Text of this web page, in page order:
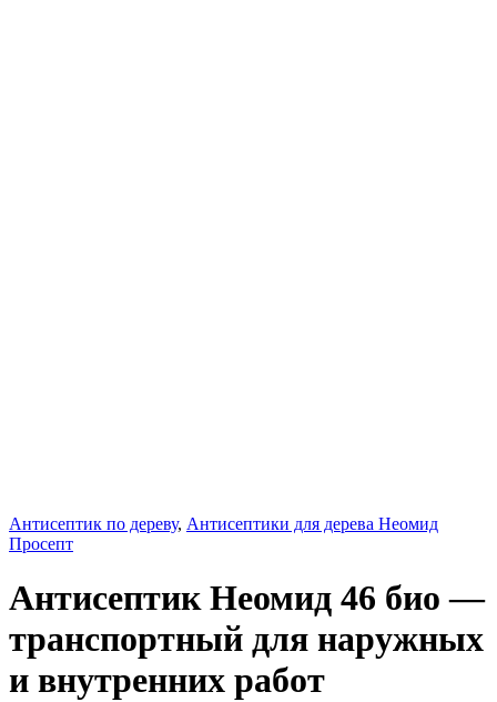
Антисептик по дереву, Антисептики для дерева Неомид
Просепт
Антисептик Неомид 46 био —
транспортный для наружных
и внутренних работ